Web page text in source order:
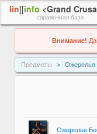
lin][info <Grand
справочная база
Внимание!
Предметы Ожерелья
Ожерелье